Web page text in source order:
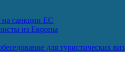
на санкции ЕС
из Европы
для туристических виз